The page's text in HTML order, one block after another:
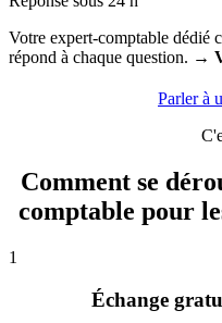
Votre expert-comptable dédié
répond à chaque question. →
Parler à
Comment se
comptable pour
1
Échange